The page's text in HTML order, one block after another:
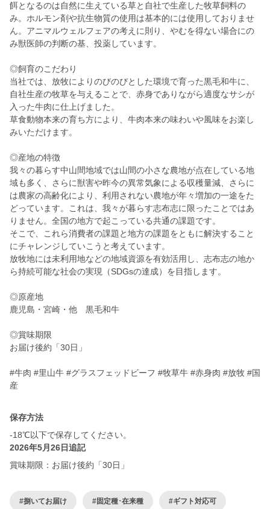
餌となるのは自然に生えている草と自社で生産した牧草飼料の
み。ホルモン剤や抗生物質の使用は基本的には使用しておりませ
ん。アニマルウェルフェアの考えに則り、やむを得ない場合にの
み獣医師の判断の基、投薬しています。
◎飼育のこだわり
当社では、放牧によりのびのびとした環境で育った黒毛和牛に、
自社生産の牧草を与えることで、赤身でありながら適度なサシが
入った牛肉に仕上げました。
草食動物本来の育ち方により、牛肉本来の味わいや風味をお楽し
みいただけます。
◎産地の特徴
我々の暮らす中山間地域では山間の小さな農地が点在している地
域も多く、さらに獣害や昨今の異常気象による収穫量減、さらに
は農家の高齢化により、利用されない農地が年々増加の一途をた
どっています。これは、我々が暮らす志布志に限ったことではあ
りません。全国の地方で起こっている共通の課題です。
そこで、これら消費者の課題と地方の課題をともに解決すること
にチャレンジしていこうと考えています。
放牧地には未利用地などの地域資源を有効活用し、志布志の地か
ら持続可能な社会の実現（SDGsの達成）を目指します。
◎原産地
鹿児島・宮崎・他 黒毛和牛
◎賞味期限
お届け後約「30日」
#牛肉 #里山牛 #グラスフェッドビーフ #牧草牛 #赤身肉 #放牧 #国
産
保存方法
-18℃以下で保存してください。
2026年5月26日追記
賞味期限：お届け後約「30日」
#捌いてお届け #固定種･在来種 #ギフト対応可